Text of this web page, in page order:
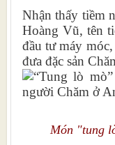
Nhận thấy tiềm
Hoàng Vũ, tên
đầu tư máy
đưa đặc sản
Món "tung